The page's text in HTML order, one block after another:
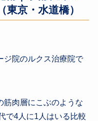
京・水道橋）
ジ院のルクス治療院で
筋肉層にこぶのような
で4人に1人はいる比較